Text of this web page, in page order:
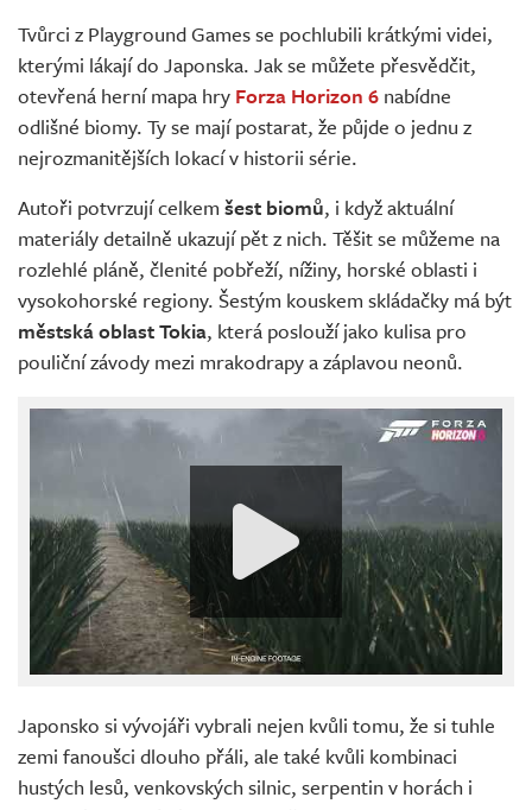
Živě
Tvůrci z Playground Games se pochlubili krátkými videi,
kterými lákají do Japonska. Jak se můžete přesvědčit,
otevřená herní mapa hry Forza Horizon 6 nabídne
odlišné biomy. Ty se mají postarat, že půjde o jednu z
nejrozmanitějších lokací v historii série.
Autoři potvrzují celkem šest biomů, i když aktuální
materiály detailně ukazují pět z nich. Těšit se můžeme na
rozlehlé pláně, členité pobřeží, nížiny, horské oblasti i
vysokohorské regiony. Šestým kouskem skládačky má být
městská oblast Tokia, která poslouží jako kulisa pro
pouliční závody mezi mrakodrapy a záplavou neonů.
Japonsko si vývojáři vybrali nejen kvůli tomu, že si tuhle
zemi fanoušci dlouho přáli, ale také kvůli kombinaci
hustých lesů, venkovských silnic, serpentin v horách i